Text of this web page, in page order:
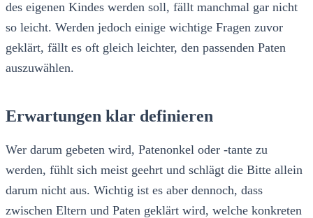
des eigenen Kindes werden soll, fällt manchmal gar nicht
so leicht. Werden jedoch einige wichtige Fragen zuvor
geklärt, fällt es oft gleich leichter, den passenden Paten
auszuwählen.
Erwartungen klar definieren
Wer darum gebeten wird, Patenonkel oder -tante zu
werden, fühlt sich meist geehrt und schlägt die Bitte allein
darum nicht aus. Wichtig ist es aber dennoch, dass
zwischen Eltern und Paten geklärt wird, welche konkreten